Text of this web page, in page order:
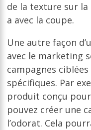
de la texture sur la
a avec la coupe.
Une autre façon
avec le marketing
campagnes
spécifiques. Par
produit conçu
pouvez créer une
l’odorat. Cela